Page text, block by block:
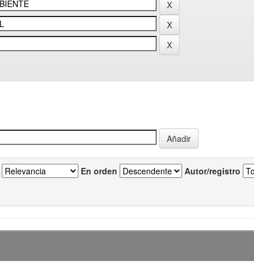
En orden Autor/registro